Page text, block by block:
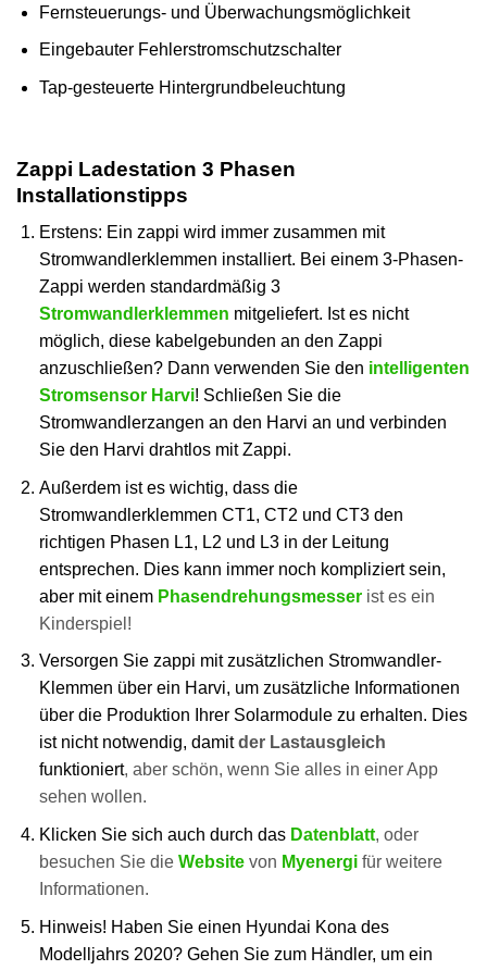
Fernsteuerungs- und Überwachungsmöglichkeit
Eingebauter Fehlerstromschutzschalter
Tap-gesteuerte Hintergrundbeleuchtung
Zappi Ladestation 3 Phasen
Installationstipps
Erstens: Ein zappi wird immer zusammen mit
Stromwandlerklemmen installiert. Bei einem 3-Phasen-
Zappi werden standardmäßig 3
Stromwandlerklemmen mitgeliefert. Ist es nicht
möglich, diese kabelgebunden an den Zappi
anzuschließen? Dann verwenden Sie den intelligenten
Stromsensor Harvi! Schließen Sie die
Stromwandlerzangen an den Harvi an und verbinden
Sie den Harvi drahtlos mit Zappi.
Außerdem ist es wichtig, dass die
Stromwandlerklemmen CT1, CT2 und CT3 den
richtigen Phasen L1, L2 und L3 in der Leitung
entsprechen. Dies kann immer noch kompliziert sein,
aber mit einem Phasendrehungsmesserist es ein
Kinderspiel!
Versorgen Sie zappi mit zusätzlichen Stromwandler-
Klemmen über ein Harvi, um zusätzliche Informationen
über die Produktion Ihrer Solarmodule zu erhalten. Dies
ist nicht notwendig, damitder Lastausgleich
funktioniert, aber schön, wenn Sie alles in einer App
sehen wollen.
Klicken Sie sich auch durch das Datenblatt, oder
besuchen Sie die Website von Myenergi für weitere
Informationen.
Hinweis! Haben Sie einen Hyundai Kona des
Modelljahrs 2020? Gehen Sie zum Händler, um ein